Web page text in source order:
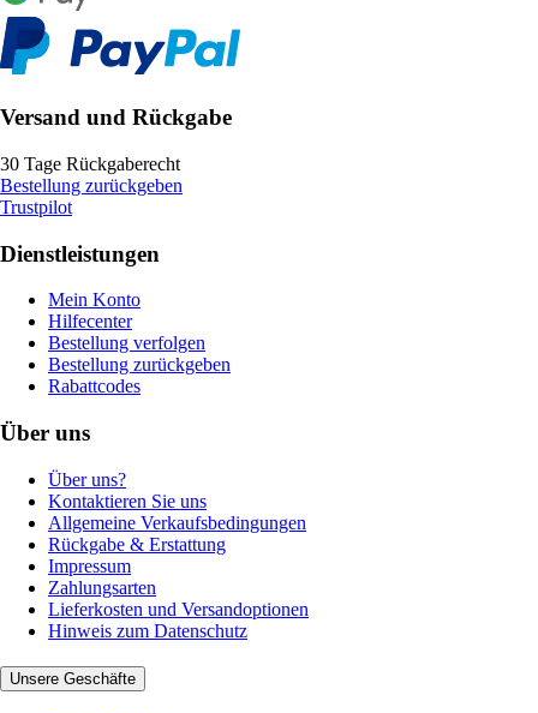
Versand und Rückgabe
30 Tage Rückgaberecht
Bestellung zurückgeben
Trustpilot
Dienstleistungen
Mein Konto
Hilfecenter
Bestellung verfolgen
Bestellung zurückgeben
Rabattcodes
Über uns
Über uns?
Kontaktieren Sie uns
Allgemeine Verkaufsbedingungen
Rückgabe & Erstattung
Impressum
Zahlungsarten
Lieferkosten und Versandoptionen
Hinweis zum Datenschutz
Unsere Geschäfte